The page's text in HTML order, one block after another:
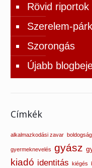
Rövid
Szerelem-
Szorongás
Újabb
Címkék
alkalmazkodási zavar boldogság
gyermeknevelés gyász
kiadó identitás kiégés